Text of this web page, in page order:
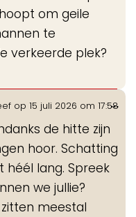
om geile
te
verkeerde plek?
op 15 juli 2026 om 17:58
de hitte zijn
hoor. Schatting
héél lang. Spreek
we jullie?
zitten meestal
...